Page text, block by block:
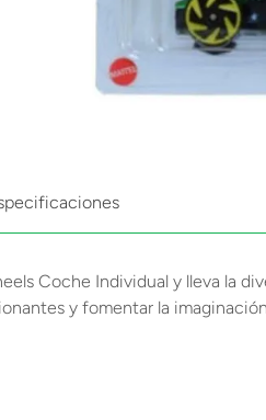
Coche Individual y lleva la
y fomentar la